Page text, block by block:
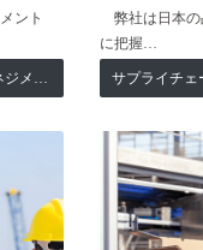
ント
サプライチェーンマネジメント
弊社は日本の
に把握…